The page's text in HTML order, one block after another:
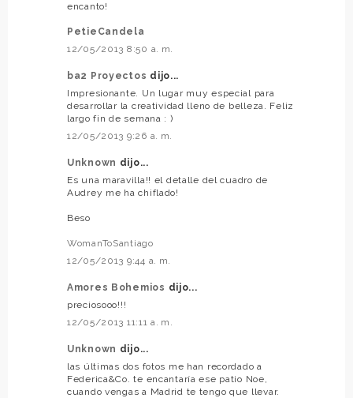
encanto!
PetieCandela
12/05/2013 8:50 a. m.
ba2 Proyectos dijo...
Impresionante. Un lugar muy especial para
desarrollar la creatividad lleno de belleza. Feliz
largo fin de semana : )
12/05/2013 9:26 a. m.
Unknown dijo...
Es una maravilla!! el detalle del cuadro de
Audrey me ha chiflado!
Beso
WomanToSantiago
12/05/2013 9:44 a. m.
Amores Bohemios dijo...
preciosooo!!!
12/05/2013 11:11 a. m.
Unknown dijo...
las últimas dos fotos me han recordado a
Federica&Co. te encantaría ese patio Noe,
cuando vengas a Madrid te tengo que llevar.